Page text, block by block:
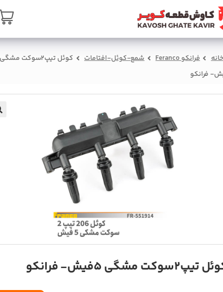
اصلی
سبد خرید درباره ما تماس با ما
خانه فرانکو Feranco شمع-کوئل-افتامات
کوئل تیپ2سوکت
تیپ2سوکت مشگی 5فیش- فرانکو